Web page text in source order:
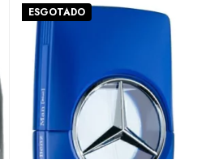
ESGOTADO